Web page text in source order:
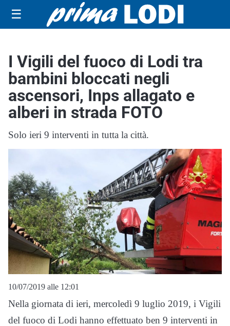
☰
I Vigili del fuoco di Lodi tra
bambini bloccati negli
ascensori, Inps allagato e
alberi in strada FOTO
Solo ieri 9 interventi in tutta la città.
10/07/2019 alle 12:01
Nella giornata di ieri, mercoledì 9 luglio 2019, i Vigili
del fuoco di Lodi hanno effettuato ben 9 interventi in